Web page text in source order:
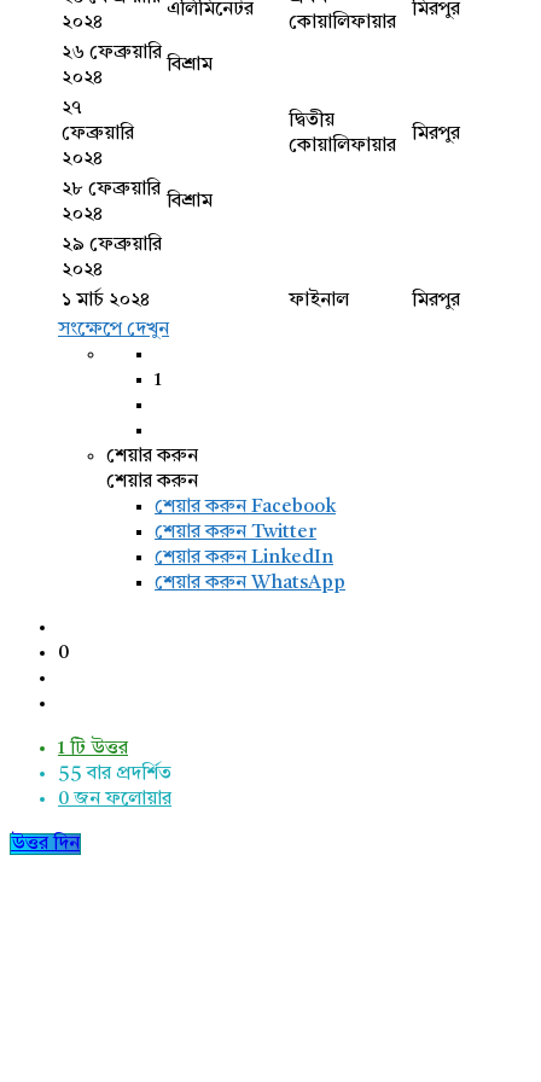
২০২৪
এলিমিনেটর
কোয়ালিফায়ার
মিরপুর
২৬ ফেব্রুয়ারি
২০২৪
বিশ্রাম
২৭
ফেব্রুয়ারি
২০২৪
দ্বিতীয়
কোয়ালিফায়ার
মিরপুর
২৮ ফেব্রুয়ারি
২০২৪
বিশ্রাম
২৯ ফেব্রুয়ারি
২০২৪
১ মার্চ ২০২৪
ফাইনাল
মিরপুর
সংক্ষেপে দেখুন
1
শেয়ার করুন
শেয়ার করুন
শেয়ার করুনFacebook
শেয়ার করুন Twitter
শেয়ার করুন LinkedIn
শেয়ার করুন WhatsApp
0
1 টি উত্তর
55বার প্রদর্শিত
0 জন ফলোয়ার
উত্তর দিন